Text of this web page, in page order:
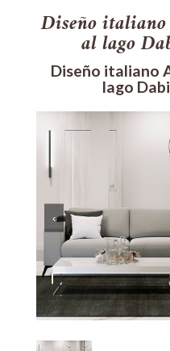
Diseño
al lago
Diseño italiano
lago
‹